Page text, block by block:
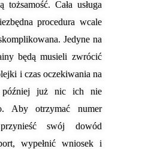
tożsamość. Cała usługa
procedura wcale
Jedyne na
będą musieli zwrócić
i czas oczekiwania na
później już nic ich nie
Aby otrzymać numer
swój dowód
wypełnić wniosek i